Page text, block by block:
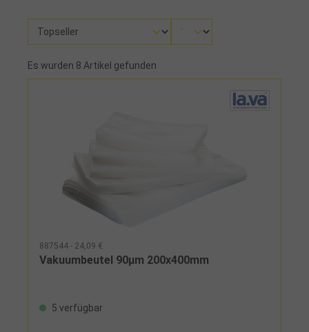
Es wurden 8 Artikel gefunden
887544 - 24,09 €
Vakuumbeutel 90µm 200x400mm
5 verfügbar